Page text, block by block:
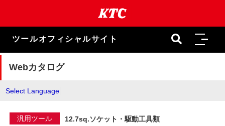
ま
キ
ツールオフィシャルサイト
Webカタログ
Select Language
汎用ツール 12.7sq.ソケット・駆動工具類